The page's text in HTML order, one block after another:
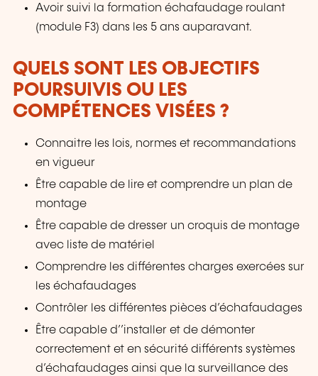
Avoir suivi la formation échafaudage roulant
(module F3) dans les 5 ans auparavant.
QUELS SONT LES OBJECTIFS
POURSUIVIS OU LES
COMPÉTENCES VISÉES ?
Connaitre les lois, normes et recommandations
en vigueur
Être capable de lire et comprendre un plan de
montage
Être capable de dresser un croquis de montage
avec liste de matériel
Comprendre les différentes charges exercées sur
les échafaudages
Contrôler les différentes pièces d’échafaudages
Être capable d’’installer et de démonter
correctement et en sécurité différents systèmes
d’échafaudages ainsi que la surveillance des